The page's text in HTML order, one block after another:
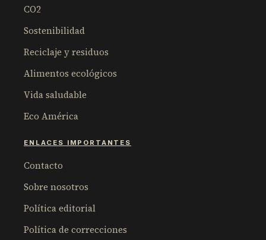
CO2
Sostenibilidad
Reciclaje y residuos
Alimentos ecológicos
Vida saludable
Eco América
ENLACES IMPORTANTES
Contacto
Sobre nosotros
Política editorial
Política de correcciones